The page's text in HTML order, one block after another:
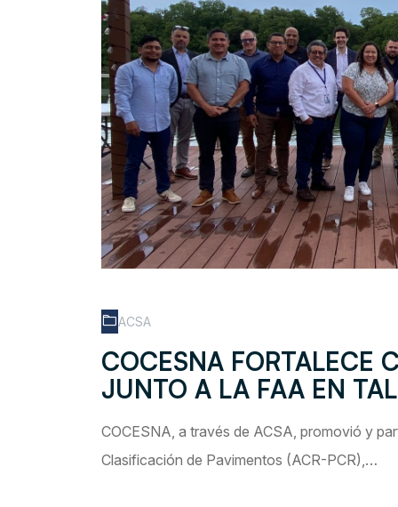
ACSA
COCESNA FORTALECE
JUNTO A LA FAA EN
COCESNA, a través de ACSA, promovió y
Clasificación de Pavimentos (ACR-PCR),…